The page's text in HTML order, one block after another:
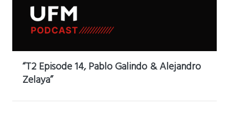
“T2 Episode 14, Pablo Galindo & Alejandro
Zelaya”